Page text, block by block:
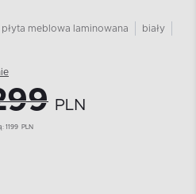
płyta meblowa laminowana biały
PLN
1199 PLN